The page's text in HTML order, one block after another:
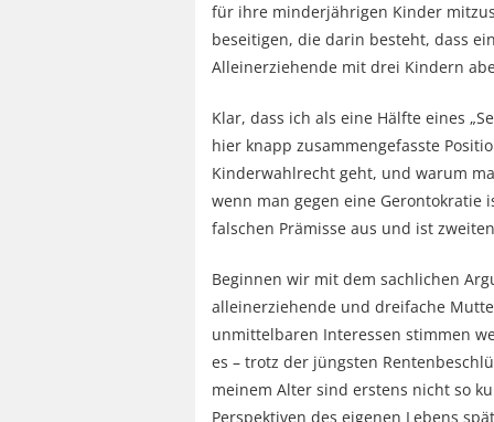
für ihre minderjährigen Kinder
beseitigen, die darin besteht, dass
Alleinerziehende mit drei Kindern
Klar, dass ich als eine Hälfte eines
hier knapp zusammengefasste
Kinderwahlrecht geht, und warum
wenn man gegen eine Gerontokratie
falschen Prämisse aus und ist
Beginnen wir mit dem sachlichen
alleinerziehende und dreifache
unmittelbaren Interessen stimmen
es – trotz der jüngsten
meinem Alter sind erstens nicht so
Perspektiven des eigenen Lebens